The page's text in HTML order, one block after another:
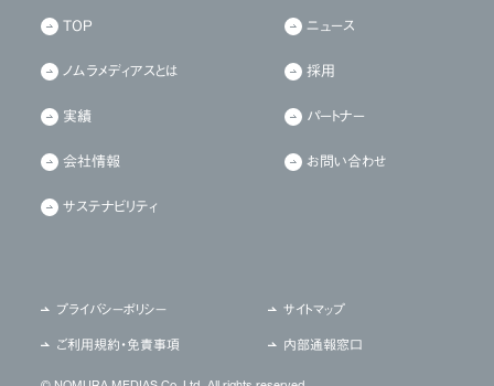
TOP
ノムラメディアスとは
実績
会社情報
サステナビリティ
ニュース
採用
パートナー
お問い合わせ
プライバシーポリシー
ご利用規約・免責事項
サイトマップ
内部通報窓口